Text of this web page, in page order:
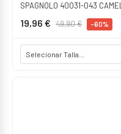
SPAGNOLO 40031-043 CAMEL
19,96 € 49,90 € -60%